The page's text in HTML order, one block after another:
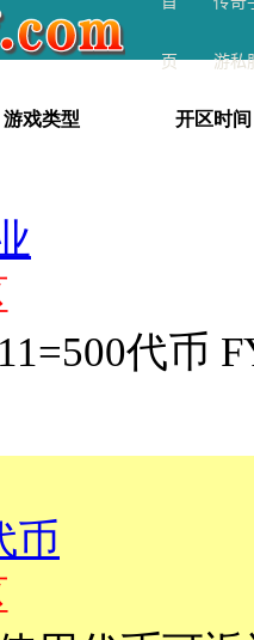
页 游私